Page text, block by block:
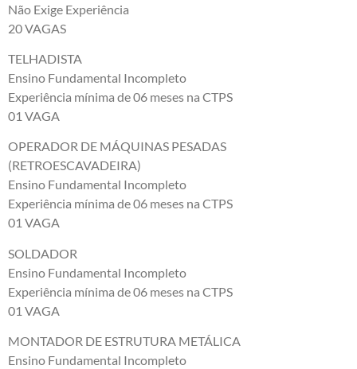
Não Exige Experiência
20 VAGAS
TELHADISTA
Ensino Fundamental Incompleto
Experiência mínima de 06 meses na CTPS
01 VAGA
OPERADOR DE MÁQUINAS PESADAS
(RETROESCAVADEIRA)
Ensino Fundamental Incompleto
Experiência mínima de 06 meses na CTPS
01 VAGA
SOLDADOR
Ensino Fundamental Incompleto
Experiência mínima de 06 meses na CTPS
01 VAGA
MONTADOR DE ESTRUTURA METÁLICA
Ensino Fundamental Incompleto